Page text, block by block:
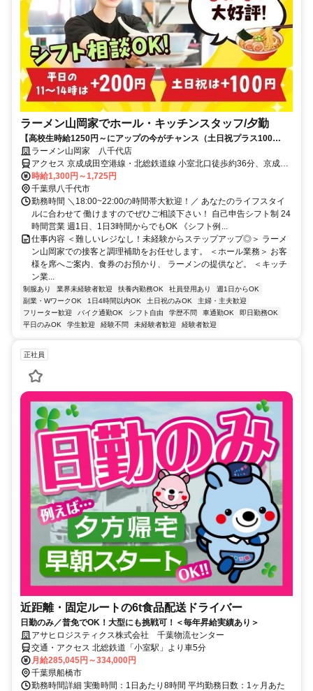
ラーメン山岡家でホール・キッチンスタッフ/夕勤
【高校生時給1250円～にアップの今がチャンス（土日祝プラス100
円）】初バイト歓迎・授業終わりにオススメ・仲間と楽しく働く
ラーメン山岡家 八千代店
アクセス 京成成田空港線・北総鉄道線 小室北口徒歩約36分、京成成
田空港線・北総鉄道線 白井南口徒歩約55分、京成成田空港線・北総
鉄道線 千葉ニュータウン中央徒歩約58分
時給1,300円～1,725円
千葉県八千代市
勤務時間 ＼18:00~22:00の時間帯大歓迎！／ あなたのライフスタイ
ルに合わせて 働けますのでぜひご相談下さい！ 自己申告シフト制 24
時間営業 週1日、1日3時間からでもOK 《シフト例...
仕事内容 ＜難しいレジなし！未経験からステップアップ◎＞ ラーメ
ン山岡家での接客と調理補助をお任せします。 ＜ホール業務＞ お客
様を席へご案内、食券のお預かり、 ラーメンの提供など。 ＜キッチ
ン業...
制服あり 業界未経験者歓迎 扶養内勤務OK 社員登用あり
週1日からOK
副業・WワークOK
1日4時間以内OK 土日祝のみOK
主婦・主夫歓迎
フリーター歓迎
バイク通勤OK シフト自由 学歴不問 車通勤OK
即日勤務OK
平日のみOK
学生歓迎 経験不問 未経験者歓迎 経験者歓迎
正社員
近距離・固定ルートの6t食品配送ドライバー
日勤のみ／普免でOK！大型にも挑戦可！＜毎年昇給実績あり＞
アサヒロジスティクス株式会社 千葉物流センター
交通・アクセス 北総鉄道「小室駅」より車5分
月給285,045円～334,000円
千葉県船橋市
勤務時間詳細 実働時間：1日あたり8時間 平均勤務日数：1ヶ月あた